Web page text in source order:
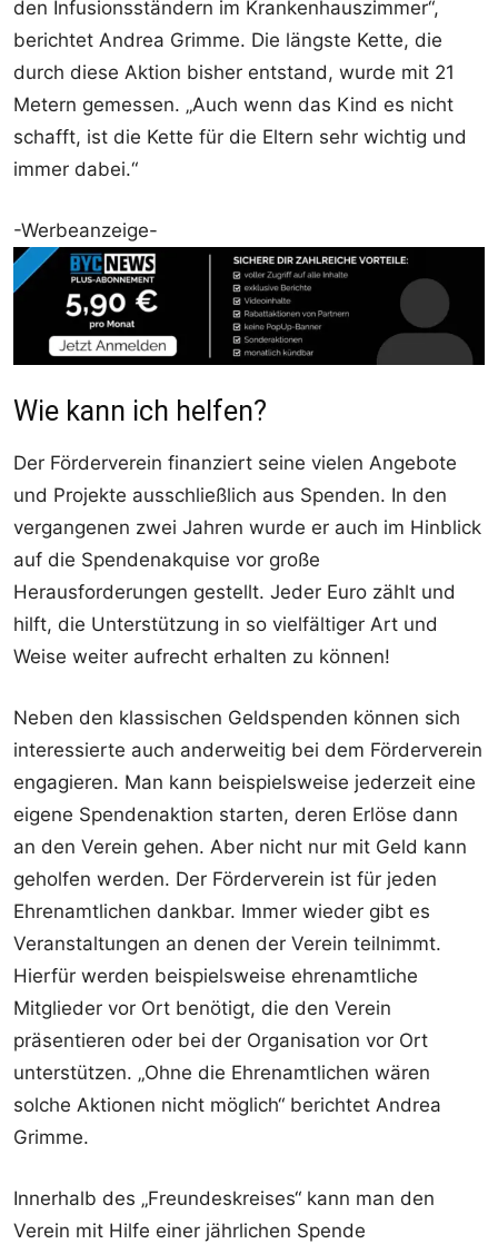
den Infusionsständern im Krankenhauszimmer“,
berichtet Andrea Grimme. Die längste Kette, die
durch diese Aktion bisher entstand, wurde mit 21
Metern gemessen. „Auch wenn das Kind es nicht
schafft, ist die Kette für die Eltern sehr wichtig und
immer dabei.“
-Werbeanzeige-
Wie kann ich helfen?
Der Förderverein finanziert seine vielen Angebote
und Projekte ausschließlich aus Spenden. In den
vergangenen zwei Jahren wurde er auch im Hinblick
auf die Spendenakquise vor große
Herausforderungen gestellt. Jeder Euro zählt und
hilft, die Unterstützung in so vielfältiger Art und
Weise weiter aufrecht erhalten zu können!
Neben den klassischen Geldspenden können sich
interessierte auch anderweitig bei dem Förderverein
engagieren. Man kann beispielsweise jederzeit eine
eigene Spendenaktion starten, deren Erlöse dann
an den Verein gehen. Aber nicht nur mit Geld kann
geholfen werden. Der Förderverein ist für jeden
Ehrenamtlichen dankbar. Immer wieder gibt es
Veranstaltungen an denen der Verein teilnimmt.
Hierfür werden beispielsweise ehrenamtliche
Mitglieder vor Ort benötigt, die den Verein
präsentieren oder bei der Organisation vor Ort
unterstützen. „Ohne die Ehrenamtlichen wären
solche Aktionen nicht möglich“ berichtet Andrea
Grimme.
Innerhalb des „Freundeskreises“ kann man den
Verein mit Hilfe einer jährlichen Spende